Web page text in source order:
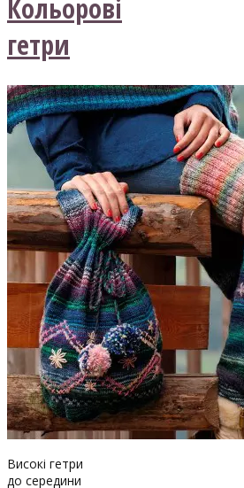
Кольорові
гетри
Високі гетри
до середини